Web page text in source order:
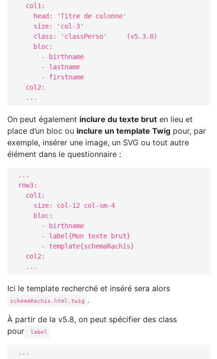
    col1:
      head: 'Titre de colonne'
      size: 'col-3'
      class: 'classPerso'     (v5.3.0)
      bloc:
        - birthname
        - lastname
        - firstname
    col2:
    ...
On peut également inclure du texte brut en lieu et
place d’un bloc ou inclure un template Twig pour, par
exemple, insérer une image, un SVG ou tout autre
élément dans le questionnaire :
  ...
  row3:
    col1:
      size: col-12 col-sm-4
      bloc:
        - birthname
        - label{Mon texte brut}
        - template{schemaRachis}
    col2:
    ...
Ici le template recherché et inséré sera alors
schemaRachis.html.twig .
À partir de la v5.8, on peut spécifier des class
pour
label
  ...